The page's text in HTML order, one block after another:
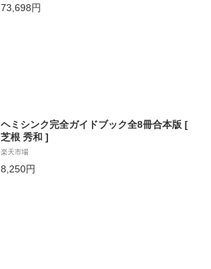
【39ショップ】
73,698円
ヘミシンク完全ガイドブック全8冊合本版 [
芝根 秀和 ]
楽天市場
8,250円